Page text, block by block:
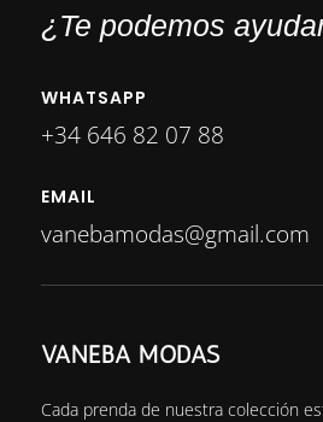
¿Te podemos
WHATSAPP
+34 646 82 07 88
EMAIL
vanebamodas@gmail.com
VANEBA MODAS
Cada prenda de nuestra colección